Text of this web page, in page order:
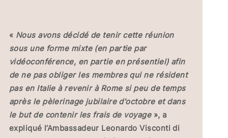
« Nous avons décidé de tenir cette réunion
sous une forme mixte (en partie par
vidéoconférence, en partie en présentiel) afin
de ne pas obliger les membres qui ne résident
pas en Italie à revenir à Rome si peu de temps
après le pèlerinage jubilaire d'octobre et dans
le but de contenir les frais de voyage », a
expliqué l’Ambassadeur Leonardo Visconti di